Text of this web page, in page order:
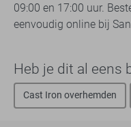
09:00 en 17:00 uur.
eenvoudig online bij
Heb je dit al eens
Cast Iron overhemden